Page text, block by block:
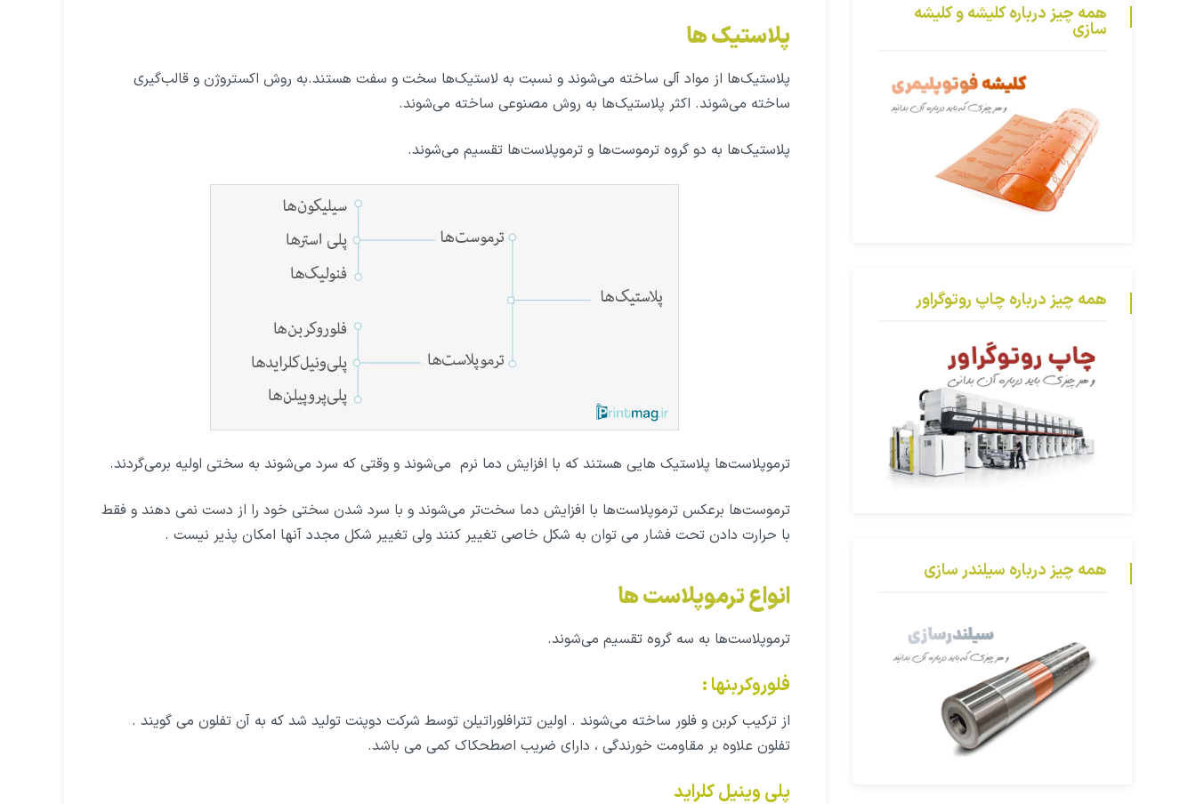
پلاستیک‌ ها
پلاستیک‌ها از مواد آلی ساخته می‌شوند و نسبت به لاستیک‌ها سخت و سفت هستند.به روش اکستروژن و قالب‌گیری
ساخته می‌شوند. اکثر پلاستیک‌ها به روش مصنوعی ساخته می‌شوند.
پلاستیک‌ها به دو گروه ترموست‌ها و ترموپلاست‌ها تقسیم می‌شوند.
ترموپلاست‌ها پلاستیک هایی هستند که با افزایش دما نرم می‌شوند و وقتی که سرد می‌شوند به سختی اولیه بر‌می‌گردند.
ترموست‌ها برعکس ترموپلاست‌ها با افزایش دما سخت‌تر می‌شوند و با سرد شدن سختی خود را از دست نمی دهند و فقط
با حرارت دادن تحت فشار می توان به شکل خاصی تغییر کنند ولی تغییر شکل مجدد آنها امکان پذیر نیست .
انواع ترموپلاست‌ ها
ترموپلاست‌ها به سه گروه تقسیم می‌شوند.
فلوروکربنها :
از ترکیب کربن و فلور ساخته می‌شوند . اولین تترافلوراتیلن توسط شرکت دوپنت تولید شد که به آن تفلون می گویند .
تفلون علاوه بر مقاومت خورندگی ، دارای ضریب اصطحکاک کمی می باشد.
پلی وینیل کلراید
همه چیز درباره کلیشه و کلیشه
سازی
همه چیز درباره چاپ روتوگراور
همه چیز درباره سیلندر سازی